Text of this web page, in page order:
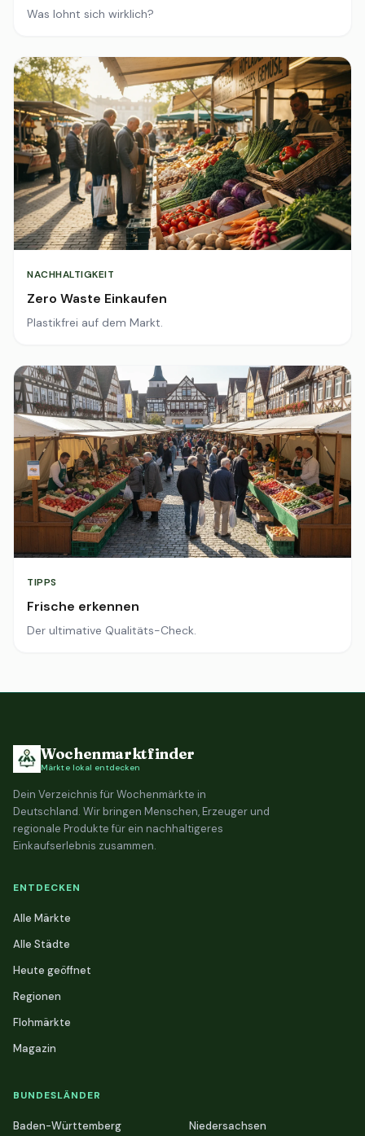
Was lohnt sich wirklich?
NACHHALTIGKEIT
Zero Waste Einkaufen
Plastikfrei auf dem Markt.
TIPPS
Frische erkennen
Der ultimative Qualitäts-Check.
Wochenmarktfinder
Märkte lokal entdecken
Dein Verzeichnis für Wochenmärkte in
Deutschland. Wir bringen Menschen, Erzeuger und
regionale Produkte für ein nachhaltigeres
Einkaufserlebnis zusammen.
ENTDECKEN
Alle Märkte
Alle Städte
Heute geöffnet
Regionen
Flohmärkte
Magazin
BUNDESLÄNDER
Baden-Württemberg
Niedersachsen